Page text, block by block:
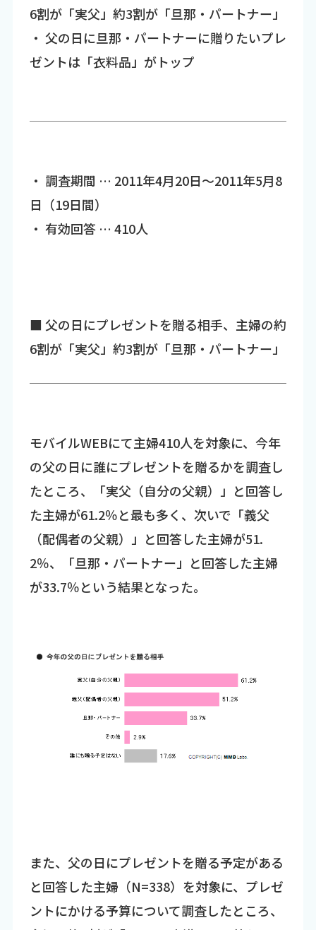
6割が「実父」約3割が「旦那・パートナー」
・ 父の日に旦那・パートナーに贈りたいプレ
ゼントは「衣料品」がトップ
・ 調査期間 … 2011年4月20日～2011年5月8
日（19日間）
・ 有効回答 … 410人
■ 父の日にプレゼントを贈る相手、主婦の約
6割が「実父」約3割が「旦那・パートナー」
モバイルWEBにて主婦410人を対象に、今年
の父の日に誰にプレゼントを贈るかを調査し
たところ、「実父（自分の父親）」と回答し
た主婦が61.2％と最も多く、次いで「義父
（配偶者の父親）」と回答した主婦が51.
2％、「旦那・パートナー」と回答した主婦
が33.7％という結果となった。
また、父の日にプレゼントを贈る予定がある
と回答した主婦（N=338）を対象に、プレゼ
ントにかける予算について調査したところ、